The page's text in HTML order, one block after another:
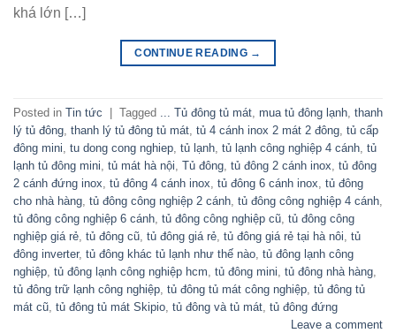
khá lớn […]
CONTINUE READING →
Posted in Tin tức Tagged ... Tủ đông tủ mát, mua tủ đông lạnh, thanh
lý tủ đông, thanh lý tủ đông tủ mát, tủ 4 cánh inox 2 mát 2 đông, tủ cấp
đông mini, tu dong cong nghiep, tủ lạnh, tủ lạnh công nghiệp 4 cánh, tủ
lạnh tủ đông mini, tủ mát hà nội, Tủ đông, tủ đông 2 cánh inox, tủ đông
2 cánh đứng inox, tủ đông 4 cánh inox, tủ đông 6 cánh inox, tủ đông
cho nhà hàng, tủ đông công nghiệp 2 cánh, tủ đông công nghiệp 4 cánh,
tủ đông công nghiệp 6 cánh, tủ đông công nghiệp cũ, tủ đông công
nghiệp giá rẻ, tủ đông cũ, tủ đông giá rẻ, tủ đông giá rẻ tại hà nôi, tủ
đông inverter, tủ đông khác tủ lạnh như thế nào, tủ đông lạnh công
nghiệp, tủ đông lạnh công nghiệp hcm, tủ đông mini, tủ đông nhà hàng,
tủ đông trữ lạnh công nghiệp, tủ đông tủ mát công nghiệp, tủ đông tủ
mát cũ, tủ đông tủ mát Skipio, tủ đông và tủ mát, tủ đông đứng
Leave a comment